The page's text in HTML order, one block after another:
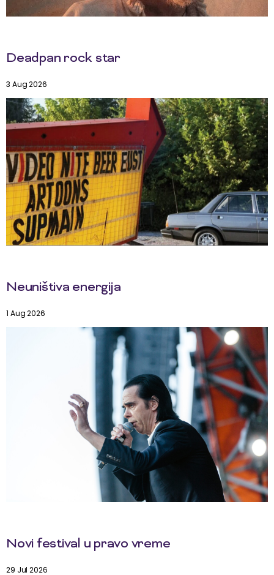
Deadpan rock star
3 Aug 2026
Neuništiva energija
1 Aug 2026
Novi festival u pravo vreme
29 Jul 2026